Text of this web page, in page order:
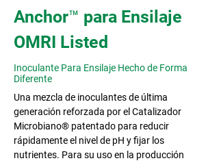
Anchor™ para Ensilaje
OMRI Listed
Inoculante Para Ensilaje Hecho de Forma
Diferente
Una mezcla de inoculantes de última
generación reforzada por el Catalizador
Microbiano® patentado para reducir
rápidamente el nivel de pH y fijar los
nutrientes. Para su uso en la producción